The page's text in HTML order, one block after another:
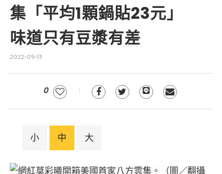
集「平均1顆鍋貼23元」
味道只有豆漿有差
2022-09-13
0
小 中 大